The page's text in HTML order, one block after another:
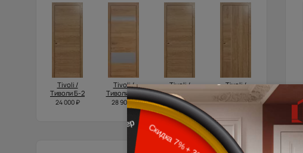
Tivoli /
Тиволи Б-2
24 000 ₽
Tivoli /
Тиволи К-4
28 900 ₽
Tivoli /
Тиволи Б-3
23 400 ₽
Tivoli /
Тиволи В-1
24 700 ₽